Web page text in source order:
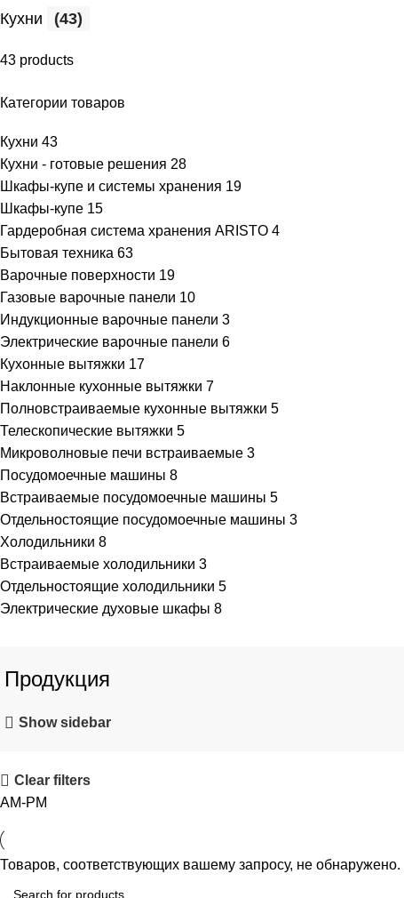
Кухни (43)
43 products
Категории товаров
Кухни 43
Кухни - готовые решения 28
Шкафы-купе и системы хранения 19
Шкафы-купе 15
Гардеробная система хранения ARISTO 4
Бытовая техника 63
Варочные поверхности 19
Газовые варочные панели 10
Индукционные варочные панели 3
Электрические варочные панели 6
Кухонные вытяжки 17
Наклонные кухонные вытяжки 7
Полновстраиваемые кухонные вытяжки 5
Телескопические вытяжки 5
Микроволновые печи встраиваемые 3
Посудомоечные машины 8
Встраиваемые посудомоечные машины 5
Отдельностоящие посудомоечные машины 3
Холодильники 8
Встраиваемые холодильники 3
Отдельностоящие холодильники 5
Электрические духовые шкафы 8
Продукция
Show sidebar
Clear filters
AM-PM
Товаров, соответствующих вашему запросу, не обнаружено.